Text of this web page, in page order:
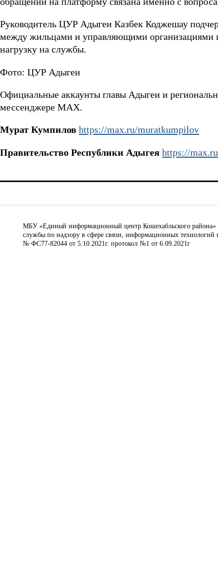
Руководитель ЦУР Адыгеи Казбек Коджешау
между жильцами и управляющими организациями
нагрузку на службы.
Фото: ЦУР Адыгеи
Официальные аккаунты главы Адыгеи и
мессенджере MAX.
Мурат Кумпилов https://max.ru/muratkumpilov
Правительство Республики Адыгея https://
МБУ «Единый информационный центр Кошехабльского района»
службы по надзору в сфере связи, информационных
№ ФС77-82044 от 5.10.2021г. протокол №1 от 6.09.2021г